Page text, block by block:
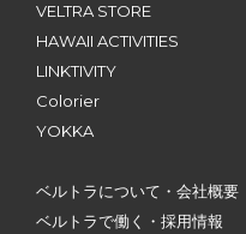
VELTRA STORE
HAWAII ACTIVITIES
LINKTIVITY
Colorier
YOKKA
ベルトラについて・会社概要
ベルトラで働く・採用情報